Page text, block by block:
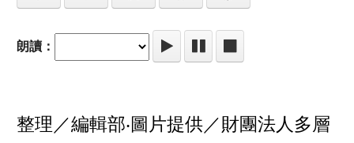
朗讀：
整理／編輯部‧圖片提供／財團法人多層